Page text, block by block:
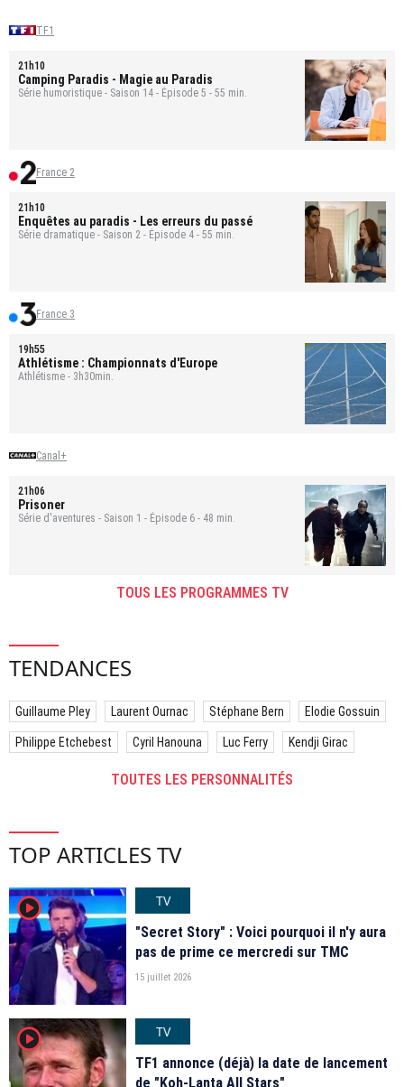
TF1
21h10
Camping Paradis - Magie au Paradis
Série humoristique - Saison 14 - Épisode 5 - 55 min.
France 2
21h10
Enquêtes au paradis - Les erreurs du passé
Série dramatique - Saison 2 - Épisode 4 - 55 min.
France 3
19h55
Athlétisme : Championnats d'Europe
Athlétisme - 3h30min.
Canal+
21h06
Prisoner
Série d'aventures - Saison 1 - Épisode 6 - 48 min.
TOUS LES PROGRAMMES TV
TENDANCES
Guillaume Pley Laurent Ournac Stéphane Bern Elodie Gossuin
Philippe Etchebest Cyril Hanouna Luc Ferry Kendji Girac
TOUTES LES PERSONNALITÉS
TOP ARTICLES TV
player2
TV
"Secret Story" : Voici pourquoi il n'y aura
pas de prime ce mercredi sur TMC
15 juillet 2026
player2
TV
TF1 annonce (déjà) la date de lancement
de "Koh-Lanta All Stars"